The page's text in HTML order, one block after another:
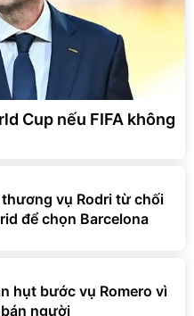
Cup nếu FIFA không
vụ Rodri từ chối
để chọn Barcelona
hụt bước vụ Romero vì
người